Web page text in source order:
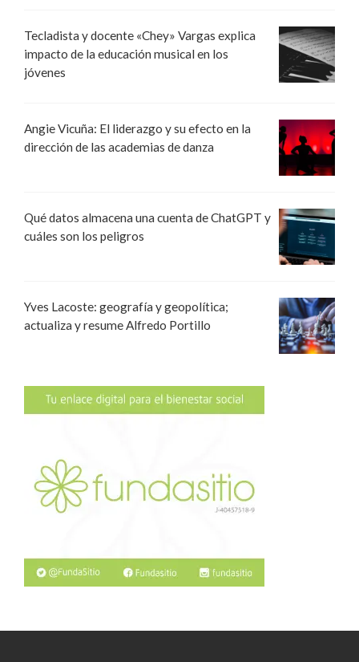
Tecladista y docente «Chey» Vargas explica
impacto de la educación musical en los
jóvenes
Angie Vicuña: El liderazgo y su efecto en la
dirección de las academias de danza
Qué datos almacena una cuenta de ChatGPT y
cuáles son los peligros
Yves Lacoste: geografía y geopolítica;
actualiza y resume Alfredo Portillo